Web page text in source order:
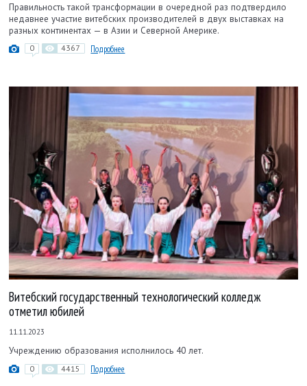
Правильность такой трансформации в очередной раз подтвердило
недавнее участие витебских производителей в двух выставках на
разных континентах — в Азии и Северной Америке.
0 4367 Подробнее
Витебский государственный технологический колледж
отметил юбилей
11.11.2023
Учреждению образования исполнилось 40 лет.
0 4415 Подробнее